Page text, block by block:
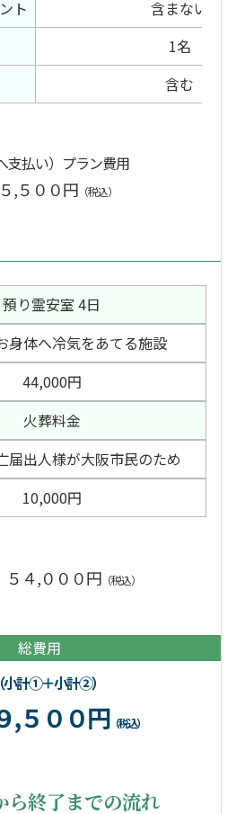
ト
含まない
1名
含む
支払い）プラン費用
,５００円 （税込）
預り霊安室 4日
身体へ冷気をあてる施設
44,000円
火葬料金
届出人様が大阪市民のため
10,000円
５４,０００円 （税込）
総費用
小計①＋小計②）
,５００円 （税込）
ら終了までの流れ